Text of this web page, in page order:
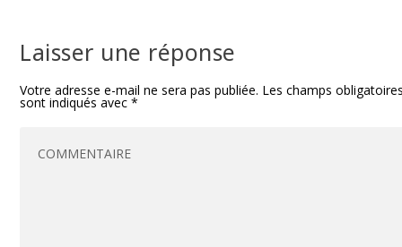
Laisser une réponse
Votre adresse e-mail ne sera pas publiée. Les champs
sont indiqués avec*